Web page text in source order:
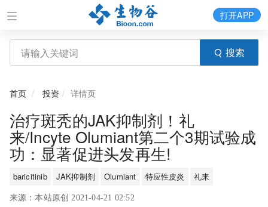
搜索
打开APP
首页 投资 详情页
治疗斑秃的JAK抑制剂！礼
来/Incyte Olumiant第二个3期试验成
功：显著促进头发再生!
baricitinib JAK抑制剂 Olumiant 特应性皮炎 礼来
来源：本站原创 2021-04-21 02:52